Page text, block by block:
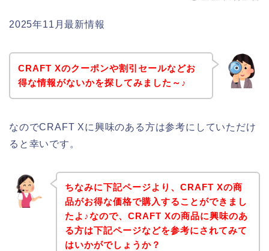
2025年11月最新情報
CRAFT Xのクーポンや割引セールなどお
得な情報がないかを探してみました～♪
なのでCRAFT Xに興味のある方は参考にしていただけ
ると幸いです。
ちなみに下記ページより、CRAFT Xの商
品がお得な価格で購入することができまし
たよ♪なので、CRAFT Xの商品に興味のあ
る方は下記ページなどを参考にされてみて
はいかがでしょうか？